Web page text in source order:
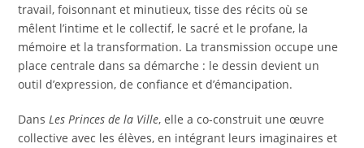
travail, foisonnant et minutieux, tisse des récits où se
mêlent l’intime et le collectif, le sacré et le profane, la
mémoire et la transformation. La transmission occupe une
place centrale dans sa démarche : le dessin devient un
outil d’expression, de confiance et d’émancipation.
DansLes Princes de la Ville, elle a co-construit une œuvre
collective avec les élèves, en intégrant leurs imaginaires et